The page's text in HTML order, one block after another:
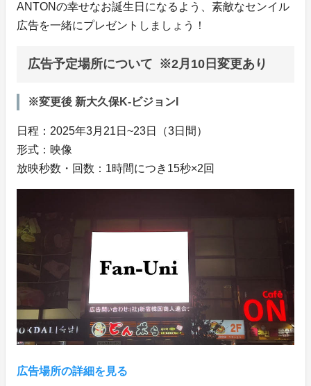
ANTONの幸せなお誕生日になるよう、素敵なセンイル
広告を一緒にプレゼントしましょう！
広告予定場所について ※2月10日変更あり
※変更後 新大久保K-ビジョンI
日程：2025年3月21日~23日（3日間）
形式：映像
放映秒数・回数：1時間につき15秒×2回
広告場所の詳細を見る